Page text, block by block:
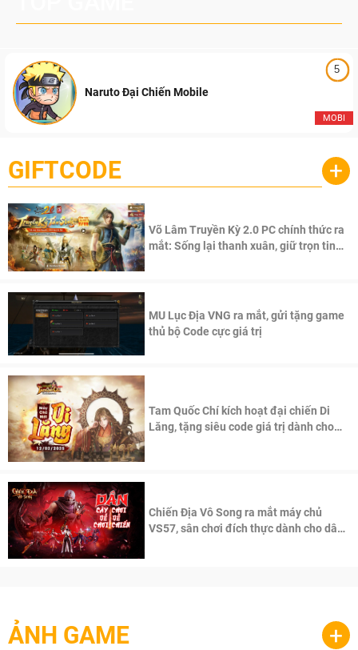
5
MOBI
Naruto Đại Chiến Mobile
GIFTCODE +
Võ Lâm Truyền Kỳ 2.0 PC chính thức ra
mắt: Sống lại thanh xuân, giữ trọn tinh
MU Lục Địa VNG ra mắt, gửi tặng game
thủ bộ Code cực giá trị
Tam Quốc Chí kích hoạt đại chiến Di
Lăng, tặng siêu code giá trị dành cho
Chiến Địa Vô Song ra mắt máy chủ
VS57, sân chơi đích thực dành cho dân
ẢNH GAME +